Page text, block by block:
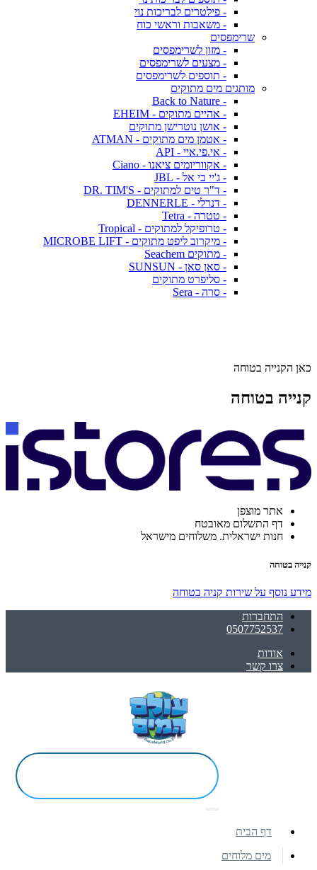
- פילטרים לבריכות נוי
- משאבות וראשי כוח
שרימפסים
- מזון לשרימפסים
- מצעים לשרימפסים
- תוספים לשרימפסים
מותגים מים מתוקים
- Back to Nature
- אהיים מתוקים - EHEIM
- אושן נוטרישן מתוקים
- אטמן מים מתוקים - ATMAN
- אי.פי.איי - API
- אקווריומים ציאנו - Ciano
- ג'יי בי אל - JBL
- ד"ר טים למתוקים - DR. TIM'S
- דנרלי - DENNERLE
- טטרה - Tetra
- טרופיקל למתוקים - Tropical
- מיקרוב ליפט מתוקים - MICROBE LIFT
- מתוקים Seachem
- סאן סאן - SUNSUN
- סליפרט מתוקים
- סרה - Sera
כאן הקנייה בטוחה
קנייה בטוחה
אתר מוצפן
דף התשלום מאובטח
חנות ישראלית. משלוחים מישראל
קנייה בטוחה
מידע נוסף על שירות קניה בטוחה
התחברות
0507752537
אודות
צרו קשר
דף הבית
מים מלוחים